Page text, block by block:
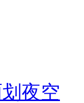
夜空